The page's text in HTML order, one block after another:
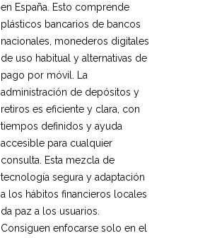
en España. Esto comprende
plásticos bancarios de bancos
nacionales, monederos digitales
de uso habitual y alternativas de
pago por móvil. La
administración de depósitos y
retiros es eficiente y clara, con
tiempos definidos y ayuda
accesible para cualquier
consulta. Esta mezcla de
tecnología segura y adaptación
a los hábitos financieros locales
da paz a los usuarios.
Consiguen enfocarse solo en el